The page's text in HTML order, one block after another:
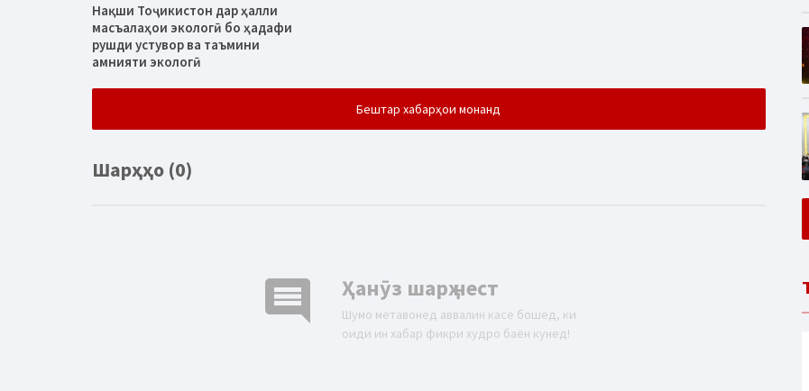
Нақши Тоҷикистон дар ҳалли
масъалаҳои экологӣ бо ҳадафи
рушди устувор ва таъмини
амнияти экологӣ
Бештар хабарҳои монанд
Шарҳҳо (0)
comment Ҳанӯз шарҳ нест
Шумо метавонед аввалин касе бошед, ки
оиди ин хабар фикри худро баён кунед!